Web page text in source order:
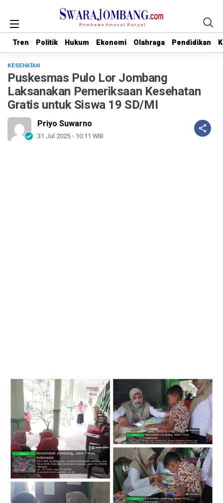
Tren Politik Hukum Ekonomi Olahraga Pendidikan
Tren Politik Hukum Ekonomi Olahraga Pendidikan
KESEHATAN
Puskesmas Pulo Lor Jombang
Laksanakan Pemeriksaan Kesehatan
Gratis untuk Siswa 19 SD/MI
Priyo Suwarno
31 Jul 2025 - 10:11 WIB